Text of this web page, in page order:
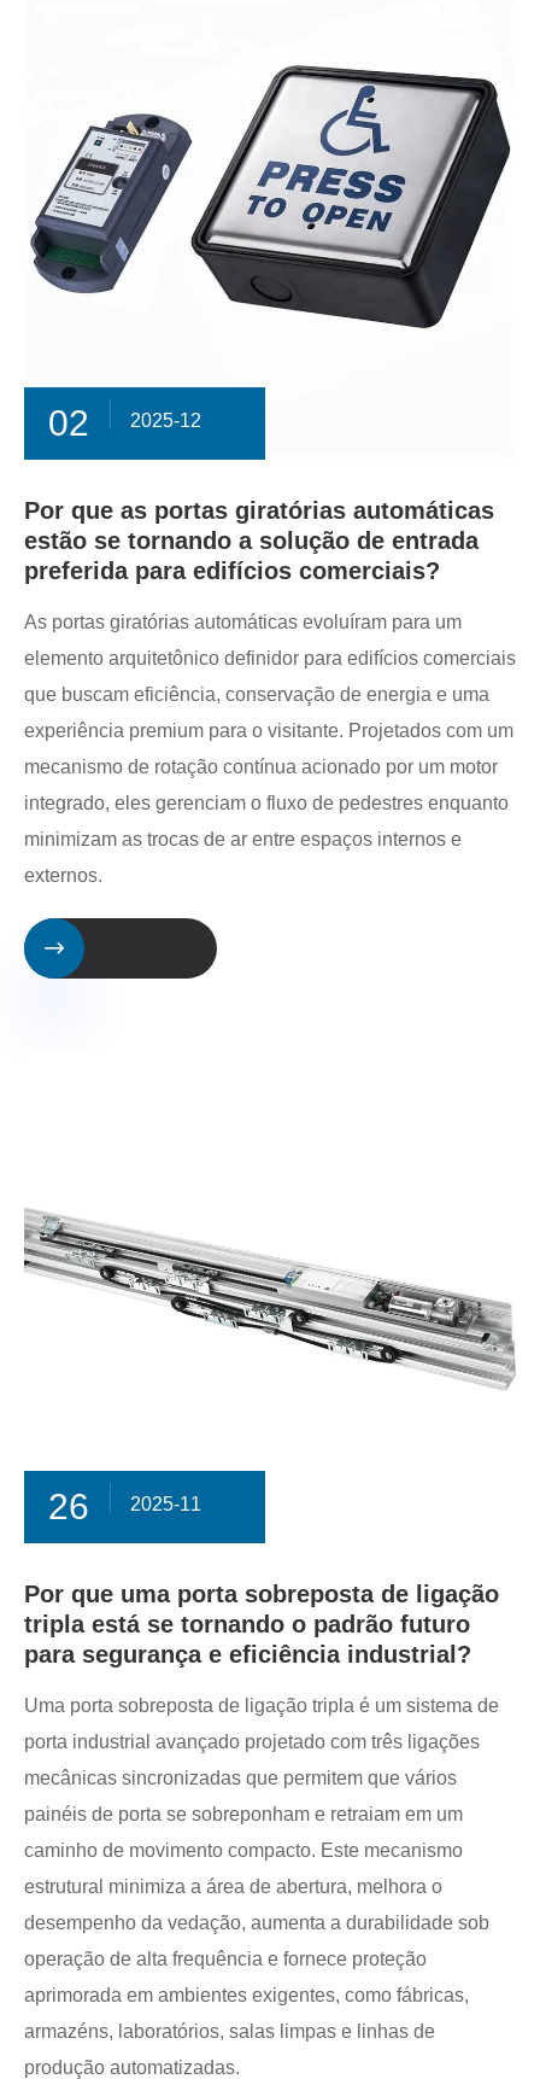
02 2025-12
Por que as portas giratórias automáticas
estão se tornando a solução de entrada
preferida para edifícios comerciais?
As portas giratórias automáticas evoluíram para um
elemento arquitetônico definidor para edifícios comerciais
que buscam eficiência, conservação de energia e uma
experiência premium para o visitante. Projetados com um
mecanismo de rotação contínua acionado por um motor
integrado, eles gerenciam o fluxo de pedestres enquanto
minimizam as trocas de ar entre espaços internos e
externos.

26 2025-11
Por que uma porta sobreposta de ligação
tripla está se tornando o padrão futuro
para segurança e eficiência industrial?
Uma porta sobreposta de ligação tripla é um sistema de
porta industrial avançado projetado com três ligações
mecânicas sincronizadas que permitem que vários
painéis de porta se sobreponham e retraiam em um
caminho de movimento compacto. Este mecanismo
estrutural minimiza a área de abertura, melhora o
desempenho da vedação, aumenta a durabilidade sob
operação de alta frequência e fornece proteção
aprimorada em ambientes exigentes, como fábricas,
armazéns, laboratórios, salas limpas e linhas de
produção automatizadas.